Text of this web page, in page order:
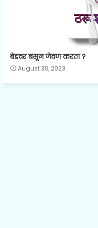
बेडवर बसून जेवण करता ?
August 30, 2023